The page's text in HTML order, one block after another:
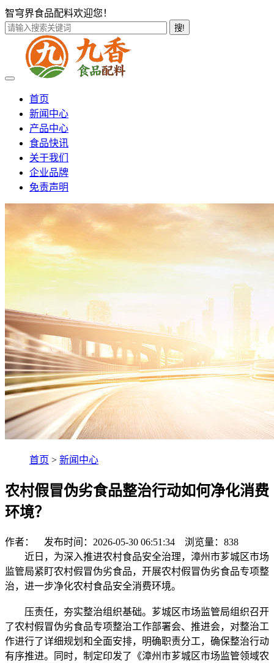
智穹界食品配料欢迎您！
搜!
首页
新闻中心
产品中心
食品快讯
关于我们
企业品牌
免责声明
首页 > 新闻中心
农村假冒伪劣食品整治行动如何净化消费
环境？
作者： 发布时间：2026-05-30 06:51:34 浏览量： 838
近日，为深入推进农村食品安全治理，漳州市芗城区市场
监管局紧盯农村假冒伪劣食品，开展农村假冒伪劣食品专项整
治，进一步净化农村食品安全消费环境。
压责任，夯实整治组织基础。芗城区市场监管局组织召开
了农村假冒伪劣食品专项整治工作部署会、推进会，对整治工
作进行了详细规划和全面安排，明确职责分工，确保整治行动
有序推进。同时，制定印发了《漳州市芗城区市场监管领域农